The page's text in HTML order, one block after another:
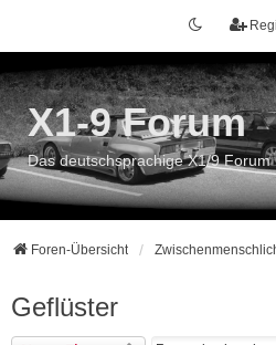
X1-9 Forum
Das deutschsprachige X1/9 Forum
Foren-Übersicht
Geflüster